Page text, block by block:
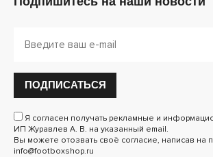
ПОДПИСАТЬСЯ
Я согласен получать рекламные и
ИП Журавлев А. В. на указанный email.
Вы можете отозвать своё согласие, написав на
info@footboxshop.ru